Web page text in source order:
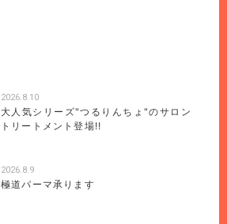
2026.8.10
大人気シリーズ"つるりんちょ"のサロン
トリートメント登場!!
2026.8.9
極道パーマ承ります